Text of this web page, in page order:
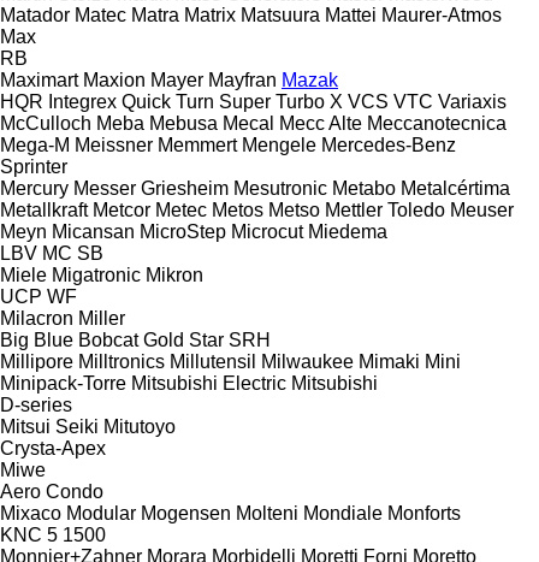
Matador Matec Matra Matrix Matsuura Mattei Maurer-Atmos
Max
RB
Maximart Maxion Mayer Mayfran Mazak
HQR Integrex Quick Turn Super Turbo X VCS VTC Variaxis
McCulloch Meba Mebusa Mecal Mecc Alte Meccanotecnica
Mega-M Meissner Memmert Mengele Mercedes-Benz
Sprinter
Mercury Messer Griesheim Mesutronic Metabo Metalcértima
Metallkraft Metcor Metec Metos Metso Mettler Toledo Meuser
Meyn Micansan MicroStep Microcut Miedema
LBV MC SB
Miele Migatronic Mikron
UCP WF
Milacron Miller
Big Blue Bobcat Gold Star SRH
Millipore Milltronics Millutensil Milwaukee Mimaki Mini
Minipack-Torre Mitsubishi Electric Mitsubishi
D-series
Mitsui Seiki Mitutoyo
Crysta-Apex
Miwe
Aero Condo
Mixaco Modular Mogensen Molteni Mondiale Monforts
KNC 5 1500
Monnier+Zahner Morara Morbidelli Moretti Forni Moretto